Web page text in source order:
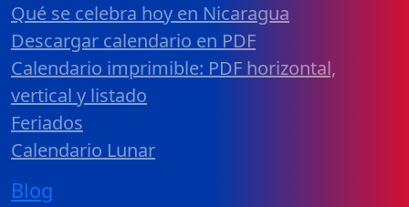
Qué se celebra hoy en Nicaragua
Descargar calendario en PDF
Calendario imprimible: PDF horizontal,
vertical y listado
Feriados
Calendario Lunar
Blog